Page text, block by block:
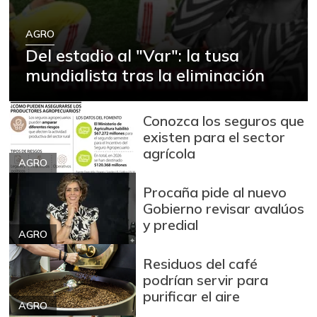
12/09/2023 +88,05%
Arroz blanco
12/09/2023
$ 3.995,50
+53,54%
Arroz blanco en
bulto
12/09/2023
Arroz blanco
importado
07/25/2026
Arroz de primera
07/25/2026
$ 3.494,15
Arroz de segunda
07/25/2026
$ 3.162,00
-0,53%
Arroz excelso $ 3.636,56
AGRO
Del estadio al "Var": la tusa
mundialista tras la eliminación
AGRO
Conozca los seguros que
existen para el sector
agrícola
AGRO
Procaña pide al nuevo
Gobierno revisar avalúos
y predial
AGRO
Residuos del café
podrían servir para
purificar el aire